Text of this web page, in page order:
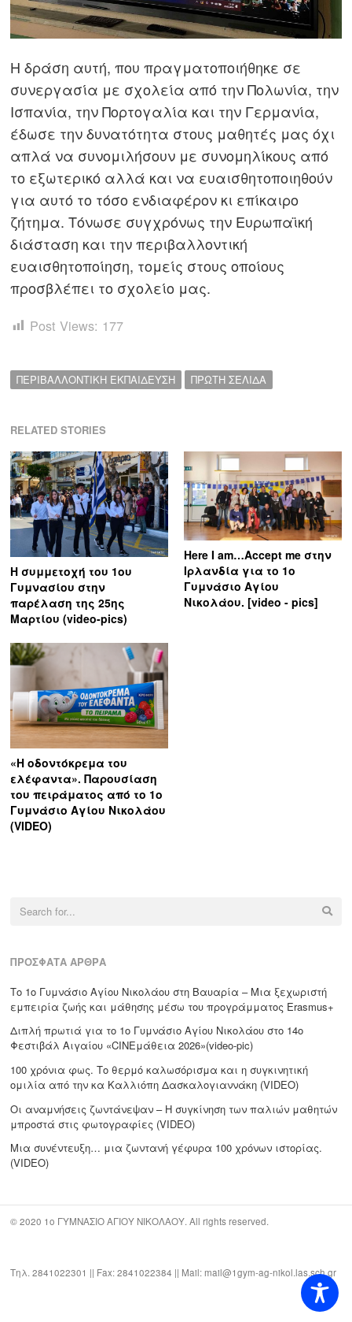
Η δράση αυτή, που πραγματοποιήθηκε σε
συνεργασία με σχολεία από την Πολωνία, την
Ισπανία, την Πορτογαλία και την Γερμανία,
έδωσε την δυνατότητα στους μαθητές μας όχι
απλά να συνομιλήσουν με συνομηλίκους από
το εξωτερικό αλλά και να ευαισθητοποιηθούν
για αυτό το τόσο ενδιαφέρον κι επίκαιρο
ζήτημα. Τόνωσε συγχρόνως την Ευρωπαϊκή
διάσταση και την περιβαλλοντική
ευαισθητοποίηση, τομείς στους οποίους
προσβλέπει το σχολείο μας.
Post Views: 177
ΠΕΡΙΒΑΛΛΟΝΤΙΚΗ ΕΚΠΑΙΔΕΥΣΗ ΠΡΩΤΗ ΣΕΛΙΔΑ
RELATED STORIES
Η συμμετοχή του 1ου
Γυμνασίου στην
παρέλαση της 25ης
Μαρτίου (video-pics)
Here I am…Accept me στην
Ιρλανδία για το 1ο
Γυμνάσιο Αγίου
Νικολάου. [video - pics]
«Η οδοντόκρεμα του
ελέφαντα». Παρουσίαση
του πειράματος από το 1ο
Γυμνάσιο Αγίου Νικολάου
(VIDEO)
Search
ΠΡΌΣΦΑΤΑ ΆΡΘΡΑ
Το 1ο Γυμνάσιο Αγίου Νικολάου στη Βαυαρία – Μια ξεχωριστή
εμπειρία ζωής και μάθησης μέσω του προγράμματος Erasmus+
Διπλή πρωτιά για το 1ο Γυμνάσιο Αγίου Νικολάου στο 14ο
Φεστιβάλ Αιγαίου «CΙΝΕμάθεια 2026»(video-pic)
100 χρόνια φως. Το θερμό καλωσόρισμα και η συγκινητική
ομιλία από την κα Καλλιόπη Δασκαλογιαννάκη (VIDEO)
Οι αναμνήσεις ζωντάνεψαν – Η συγκίνηση των παλιών μαθητών
μπροστά στις φωτογραφίες (VIDEO)
Μια συνέντευξη… μια ζωντανή γέφυρα 100 χρόνων ιστορίας.
(VIDEO)
© 2020 1ο ΓΥΜΝΑΣΙΟ ΑΓΙΟΥ ΝΙΚΟΛΑΟΥ. All rights reserved.
Τηλ. 2841022301 || Fax: 2841022384 || Mail: mail@1gym-ag-nikol.las.sch.gr